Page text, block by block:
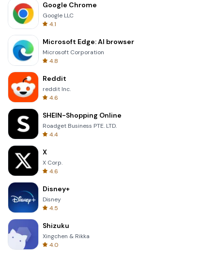
Google Chrome
Google LLC
4.1
Microsoft Edge: AI browser
Microsoft Corporation
4.8
Reddit
reddit Inc.
4.6
SHEIN-Shopping Online
Roadget Business PTE. LTD.
4.4
X
X Corp.
4.6
Disney+
Disney
4.5
Shizuku
Xingchen & Rikka
4.0